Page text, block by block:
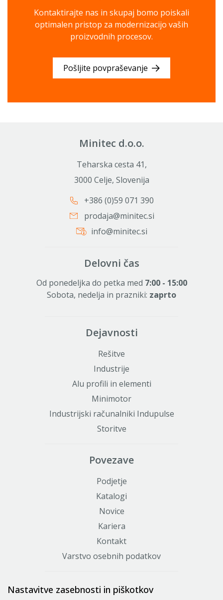
Kontaktirajte nas in skupaj bomo poiskali
optimalen pristop za modernizacijo vaših
proizvodnih procesov.
Pošljite povpraševanje
Minitec d.o.o.
Teharska cesta 41,
3000 Celje, Slovenija
+386 (0)59 071 390
prodaja@minitec.si
info@minitec.si
Delovni čas
Od ponedeljka do petka med 7:00 - 15:00
Sobota, nedelja in prazniki: zaprto
Dejavnosti
Rešitve
Industrije
Alu profili in elementi
Minimotor
Industrijski računalniki Indupulse
Storitve
Povezave
Podjetje
Katalogi
Novice
Kariera
Kontakt
Varstvo osebnih podatkov
Certifikati
Nastavitve zasebnosti in piškotkov